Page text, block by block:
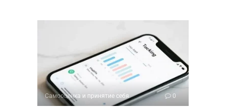
Самооценка и принятие себя 0